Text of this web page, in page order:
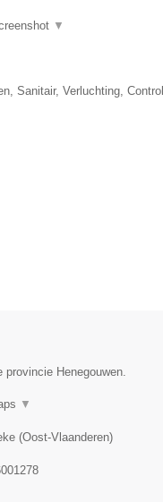
▼
Sanitair, Verluchting,
Henegouwen.
▼
(Oost-Vlaanderen)